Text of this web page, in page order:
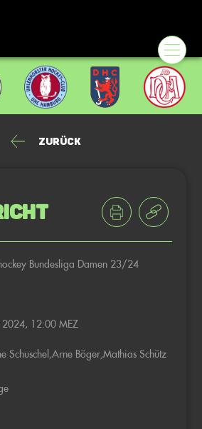
Zurück
Bundesliga Damen 23/24
12:00 MEZ
Schuschel,Arne Böger,Mathias Schütz